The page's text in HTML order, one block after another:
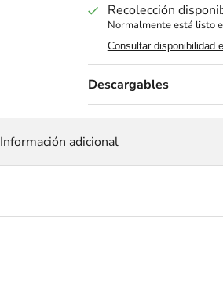
Recolección
Normalmente está listo
Consultar disponibilidad
Descargables
Información adicional